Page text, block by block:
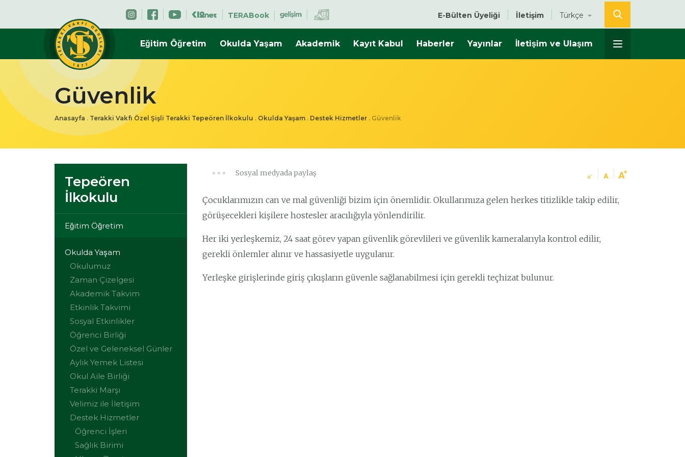
TERABook E-Bülten Üyeliği İletişim Türkçe
Eğitim Öğretim Okulda Yaşam Akademik Kayıt Kabul Haberler Yayınlar İletişim ve Ulaşım
Güvenlik
Anasayfa . Terakki Vakfı Özel Şişli Terakki Tepeören İlkokulu . Okulda Yaşam . Destek Hizmetler . Güvenlik
Tepeören
İlkokulu
Eğitim Öğretim
Okulda Yaşam
Okulumuz
Zaman Çizelgesi
Akademik Takvim
Etkinlik Takvimi
Sosyal Etkinlikler
Öğrenci Birliği
Özel ve Geleneksel Günler
Aylık Yemek Listesi
Okul Aile Birliği
Terakki Marşı
Velimiz ile İletişim
Destek Hizmetler
Öğrenci İşleri
Sağlık Birimi
Sosyal medyada paylaş
Çocuklarımızın can ve mal güvenliği bizim için önemlidir. Okullarımıza gelen herkes titizlikle takip edilir,
görüşecekleri kişilere hostesler aracılığıyla yönlendirilir.
Her iki yerleşkemiz, 24 saat görev yapan güvenlik görevlileri ve güvenlik kameralarıyla kontrol edilir,
gerekli önlemler alınır ve hassasiyetle uygulanır.
Yerleşke girişlerinde giriş çıkışların güvenle sağlanabilmesi için gerekli teçhizat bulunur.